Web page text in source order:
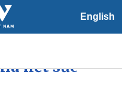
English
lợi
hết sức